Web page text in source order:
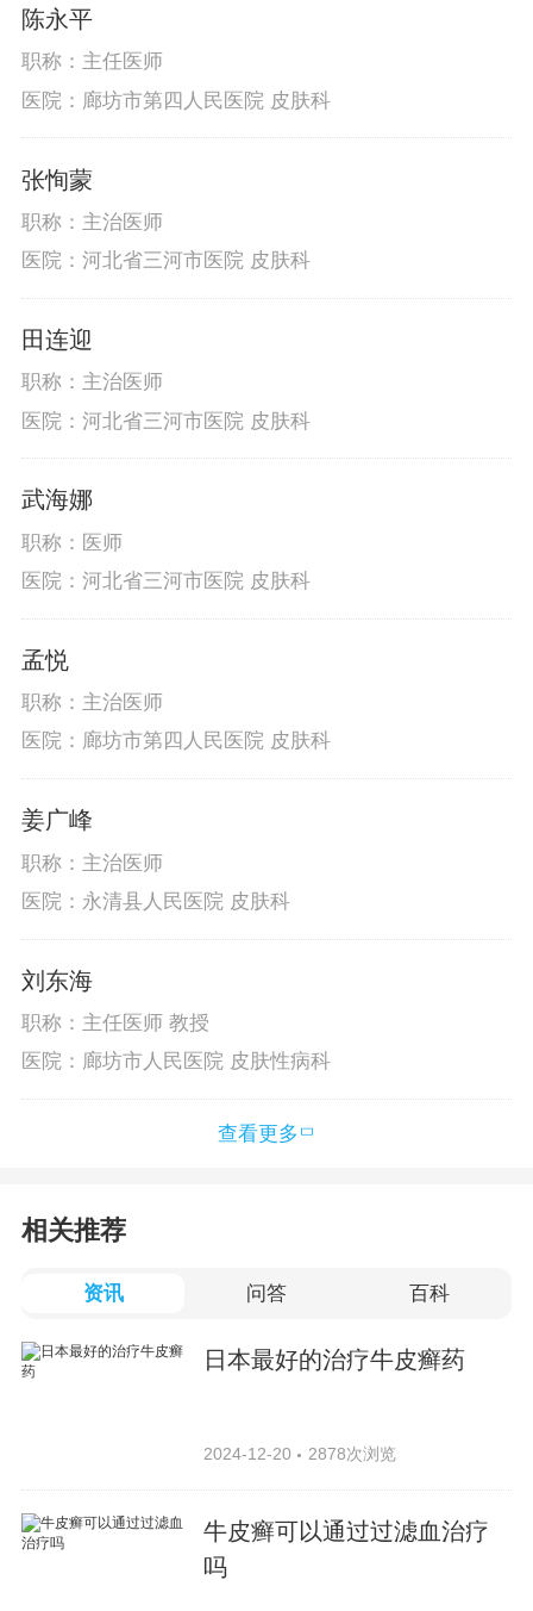
陈永平
职称：主任医师
医院：廊坊市第四人民医院 皮肤科
张恂蒙
职称：主治医师
医院：河北省三河市医院 皮肤科
田连迎
职称：主治医师
医院：河北省三河市医院 皮肤科
武海娜
职称：医师
医院：河北省三河市医院 皮肤科
孟悦
职称：主治医师
医院：廊坊市第四人民医院 皮肤科
姜广峰
职称：主治医师
医院：永清县人民医院 皮肤科
刘东海
职称：主任医师 教授
医院：廊坊市人民医院 皮肤性病科
查看更多
相关推荐
资讯 问答 百科
日本最好的治疗牛皮癣药
2024-12-20 2878次浏览
牛皮癣可以通过过滤血治疗
吗